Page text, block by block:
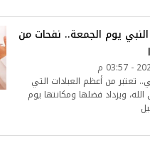
يوم الجمعة.. نفحات من
تعتبر من أعظم العبادات التي
ويزداد فضلها ومكانتها يوم